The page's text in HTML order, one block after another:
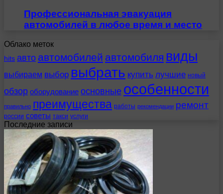
Профессиональная эвакуация
автомобилей в любое время и место
Облако меток
hits авто автомобилей автомобиля виды
выбираем выбор выбрать купить лучшие новый
обзор оборудование основные особенности
правильно преимущества работы рекомендации ремонт
россии советы такси услуги
Последние записи